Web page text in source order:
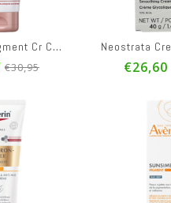
Eucerin A/pigment Cr Corps Zones Ciblees 200ml
€30,95 €26,60